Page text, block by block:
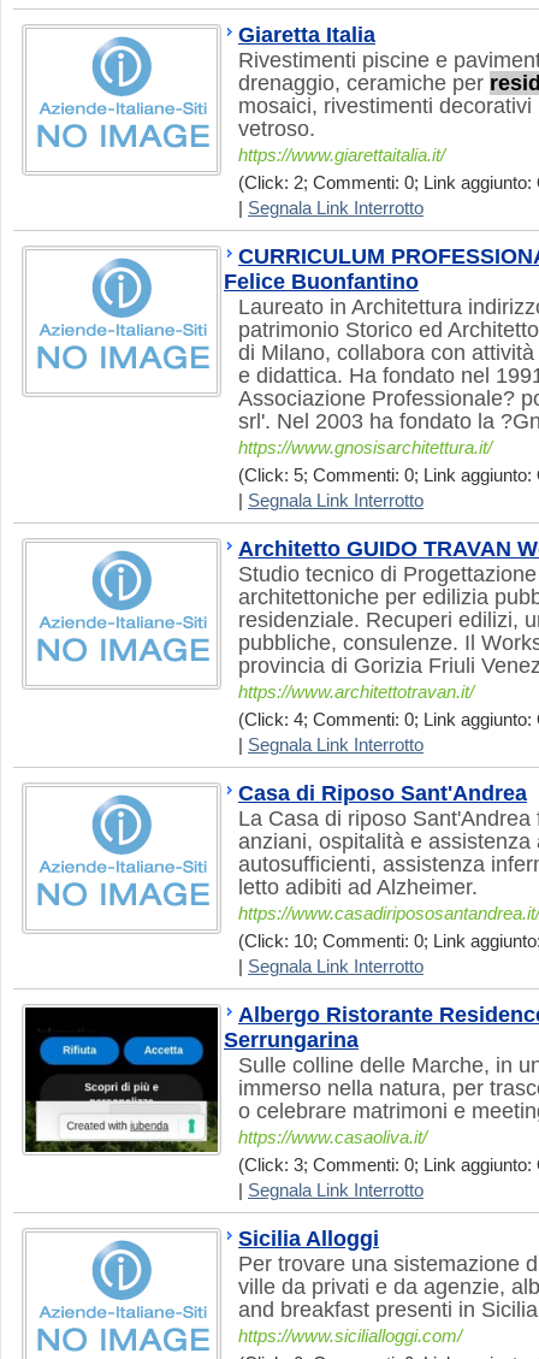
Giaretta Italia
Rivestimenti piscine e
drenaggio, ceramiche per
mosaici, rivestimenti
vetroso.
https://www.giarettaitalia.it/
(Click: 2; Commenti: 0; Link aggiunto:
Segnala Link Interrotto
CURRICULUM
Felice Buonfantino
Laureato in Architettura
patrimonio Storico ed
di Milano, collabora con
e didattica. Ha fondato nel
Associazione Professionale?
srl'. Nel 2003 ha fondato la
https://www.gnosisarchitettura.it/
(Click: 5; Commenti: 0; Link aggiunto:
Segnala Link Interrotto
Architetto GUIDO TRAVAN
Studio tecnico di
architettoniche per edilizia
residenziale. Recuperi edilizi,
pubbliche, consulenze. Il
provincia di Gorizia Friuli
https://www.architettotravan.it/
(Click: 4; Commenti: 0; Link aggiunto:
Segnala Link Interrotto
Casa di Riposo Sant'Andrea
La Casa di riposo
anziani, ospitalità e assistenza
autosufficienti, assistenza
letto adibiti ad Alzheimer.
https://www.casadiripososantandrea.it/
(Click: 10; Commenti: 0; Link
Segnala Link Interrotto
Albergo Ristorante
Serrungarina
Sulle colline delle Marche, in
immerso nella natura, per
o celebrare matrimoni e
https://www.casaoliva.it/
(Click: 3; Commenti: 0; Link aggiunto:
Segnala Link Interrotto
Sicilia Alloggi
Per trovare una sistemazione
ville da privati e da agenzie,
and breakfast presenti in Sicilia
https://www.sicilialloggi.com/